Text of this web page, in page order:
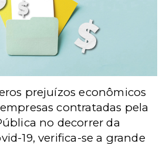
prejuízos econômicos
contratadas pela
no decorrer da
19, verifica-se a grande